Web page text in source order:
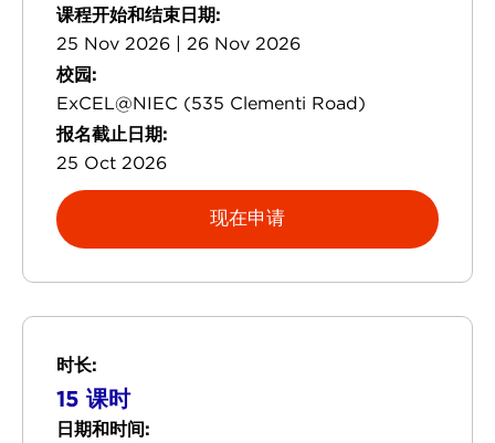
课程开始和结束日期:
25 Nov 2026 | 26 Nov 2026
校园:
ExCEL@NIEC (535 Clementi Road)
报名截止日期:
25 Oct 2026
现在申请
时长:
15 课时
日期和时间: